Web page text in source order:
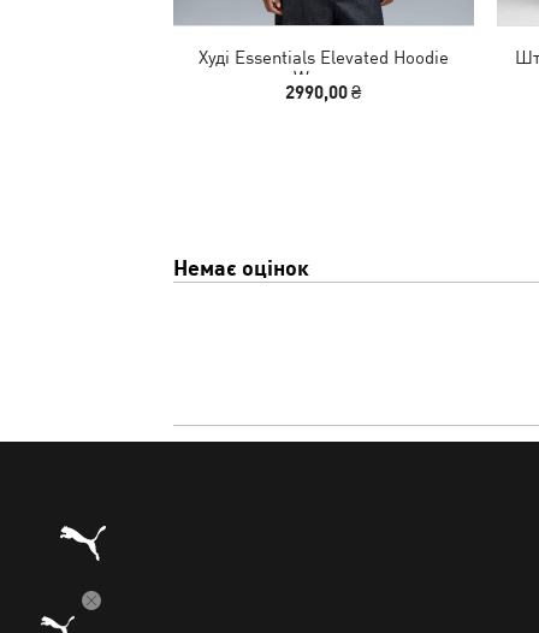
Худі Essentials Elevated Hoodie
Women
2990,00 ₴
Немає оцінок